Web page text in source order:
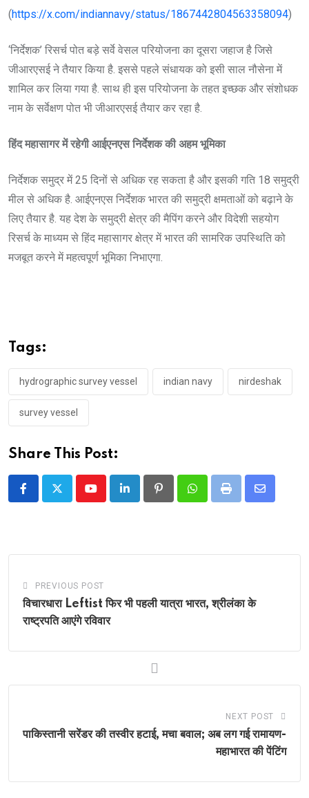
(https://x.com/indiannavy/status/1867442804563358094)
‘निर्देशक’ रिसर्च पोत बड़े सर्वे वेसल परियोजना का दूसरा जहाज है जिसे
जीआरएसई ने तैयार किया है. इससे पहले संधायक को इसी साल नौसेना में
शामिल कर लिया गया है. साथ ही इस परियोजना के तहत इच्छक और संशोधक
नाम के सर्वेक्षण पोत भी जीआरएसई तैयार कर रहा है.
हिंद महासागर में रहेगी आईएनएस निर्देशक की अहम भूमिका
निर्देशक समुद्र में 25 दिनों से अधिक रह सकता है और इसकी गति 18 समुद्री
मील से अधिक है. आईएनएस निर्देशक भारत की समुद्री क्षमताओं को बढ़ाने के
लिए तैयार है. यह देश के समुद्री क्षेत्र की मैपिंग करने और विदेशी सहयोग
रिसर्च के माध्यम से हिंद महासागर क्षेत्र में भारत की सामरिक उपस्थिति को
मजबूत करने में महत्वपूर्ण भूमिका निभाएगा.
Tags:
hydrographic survey vessel indian navy nirdeshak
survey vessel
Share This Post:
YoutubeLinkedIn PinterestWhatsappPrint
Share
PREVIOUS POST
विचारधारा Leftist फिर भी पहली यात्रा भारत, श्रीलंका के
राष्ट्रपति आएंगे रविवार
NEXT POST
पाकिस्तानी सरेंडर की तस्वीर हटाई, मचा बवाल; अब लग गई रामायण-
महाभारत की पेंटिंग